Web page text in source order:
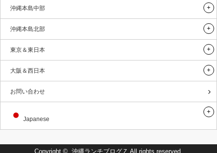
沖縄本島中部
沖縄本島北部
東京＆東日本
大阪＆西日本
お問い合わせ
Japanese
Copyright © 沖縄ランチブログＺ All rights reserved.